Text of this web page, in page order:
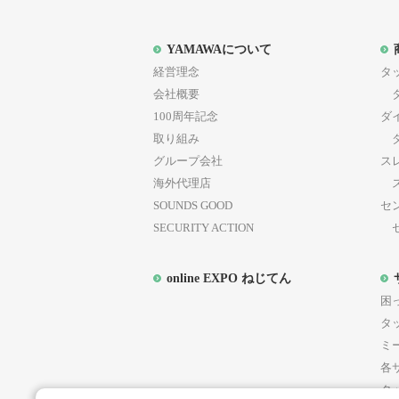
YAMAWAについて
経営理念
会社概要
100周年記念
取り組み
グループ会社
海外代理店
SOUNDS GOOD
SECURITY ACTION
タ
ダ
ス
セ
online EXPO ねじてん
困
タ
ミ
各
タ